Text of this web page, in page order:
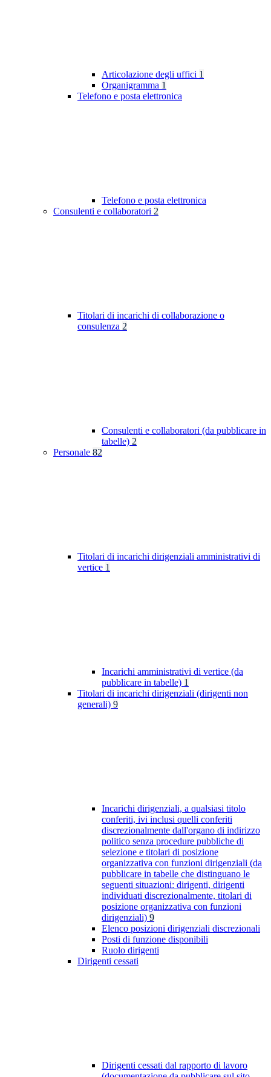
Articolazione degli uffici 1
Organigramma 1
Telefono e posta elettronica
Telefono e posta elettronica
Consulenti e collaboratori 2
Titolari di incarichi di collaborazione o
consulenza 2
Consulenti e collaboratori (da pubblicare in
tabelle) 2
Personale 82
Titolari di incarichi dirigenziali amministrativi di
vertice 1
Incarichi amministrativi di vertice (da
pubblicare in tabelle) 1
Titolari di incarichi dirigenziali (dirigenti non
generali) 9
Incarichi dirigenziali, a qualsiasi titolo
conferiti, ivi inclusi quelli conferiti
discrezionalmente dall'organo di indirizzo
politico senza procedure pubbliche di
selezione e titolari di posizione
organizzativa con funzioni dirigenziali (da
pubblicare in tabelle che distinguano le
seguenti situazioni: dirigenti, dirigenti
individuati discrezionalmente, titolari di
posizione organizzativa con funzioni
dirigenziali) 9
Elenco posizioni dirigenziali discrezionali
Posti di funzione disponibili
Ruolo dirigenti
Dirigenti cessati
Dirigenti cessati dal rapporto di lavoro